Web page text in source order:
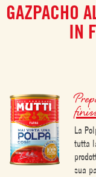
GAZPACHO
IN
La
tutta
sua